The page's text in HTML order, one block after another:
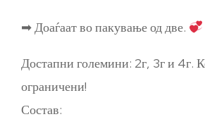
➡ Доаѓаат во пакување од две.
Достапни големини: 2г, 3г и 4г.
ограничени!
Состав: